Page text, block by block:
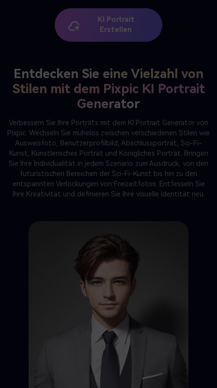
KI Portrait
Erstellen
Entdecken Sie eine Vielzahl von
Stilen mit dem Pixpic KI Portrait
Generator
Verbessern Sie Ihre Porträts mit dem KI Portrait Generator von
Pixpic. Wechseln Sie mühelos zwischen verschiedenen Stilen wie
Ausweisfoto, Benutzerprofilbild, Abschlussporträt, Sci-Fi-
Kunst, Künstlerisches Porträt und Königliches Porträt. Bringen
Sie Ihre Individualität in jedem Szenario zum Ausdruck, von den
futuristischen Bereichen der Sci-Fi-Kunst bis hin zu den
entspannten Verlockungen von Freizeitfotos. Entfesseln Sie
Ihre Kreativität und definieren Sie Ihre visuelle Identität neu.